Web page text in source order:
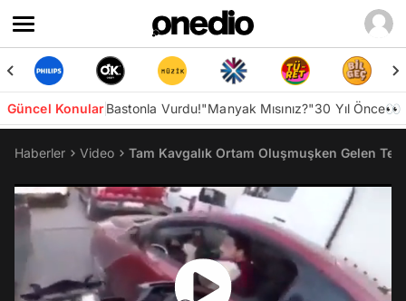
Güncel KonularBastonla Vurdu!"Manyak Mısınız?"30 Yıl Önce👀
Haberler Video Tam Kavgalık Ortam Oluşmuşken Gelen